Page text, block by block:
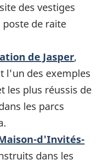
des vestiges
de raite
de Jasper,
l'un des exemples
les plus réussis de
les parcs
d'Invités-
dans les